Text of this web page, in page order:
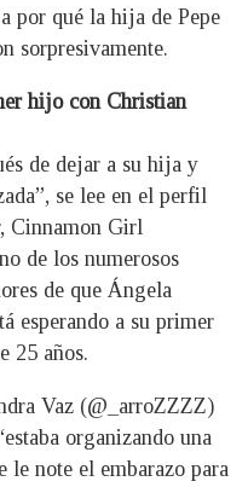
por qué la hija de Pepe
sorpresivamente.
hijo con Christian
de dejar a su hija y
se lee en el perfil
Cinnamon Girl
de los numerosos
de que Ángela
esperando a su primer
25 años.
Vaz (@_arroZZZZ)
organizando una
le note el embarazo para